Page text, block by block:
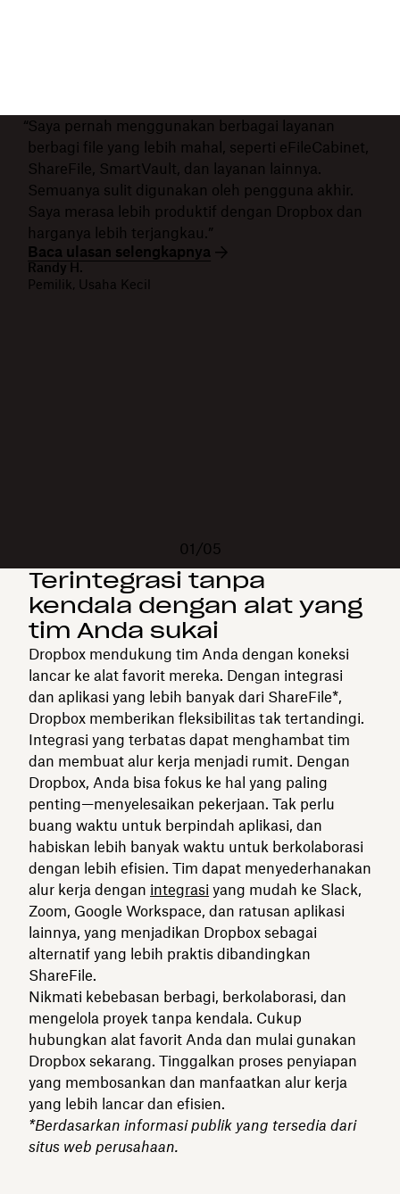
“Saya pernah menggunakan berbagai layanan
berbagi file yang lebih mahal, seperti eFileCabinet,
ShareFile, SmartVault, dan layanan lainnya.
Semuanya sulit digunakan oleh pengguna akhir.
Saya merasa lebih produktif dengan Dropbox dan
harganya lebih terjangkau.”
Baca ulasan selengkapnya
Randy H.
Pemilik, Usaha Kecil
01/05
Terintegrasi tanpa
kendala dengan alat yang
tim Anda sukai
Dropbox mendukung tim Anda dengan koneksi
lancar ke alat favorit mereka. Dengan integrasi
dan aplikasi yang lebih banyak dari ShareFile*,
Dropbox memberikan fleksibilitas tak tertandingi.
Integrasi yang terbatas dapat menghambat tim
dan membuat alur kerja menjadi rumit. Dengan
Dropbox, Anda bisa fokus ke hal yang paling
penting—menyelesaikan pekerjaan. Tak perlu
buang waktu untuk berpindah aplikasi, dan
habiskan lebih banyak waktu untuk berkolaborasi
dengan lebih efisien. Tim dapat menyederhanakan
alur kerja dengan integrasi yang mudah ke Slack,
Zoom, Google Workspace, dan ratusan aplikasi
lainnya, yang menjadikan Dropbox sebagai
alternatif yang lebih praktis dibandingkan
ShareFile.
Nikmati kebebasan berbagi, berkolaborasi, dan
mengelola proyek tanpa kendala. Cukup
hubungkan alat favorit Anda dan mulai gunakan
Dropbox sekarang. Tinggalkan proses penyiapan
yang membosankan dan manfaatkan alur kerja
yang lebih lancar dan efisien.
*Berdasarkan informasi publik yang tersedia dari
situs web perusahaan.